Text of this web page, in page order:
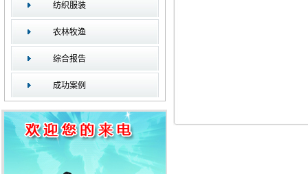
纺织服装
农林牧渔
综合报告
成功案例